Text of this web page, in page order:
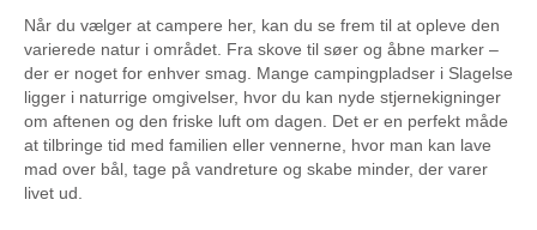
Når du vælger at campere her, kan du se frem til at opleve den
varierede natur i området. Fra skove til søer og åbne marker –
der er noget for enhver smag. Mange campingpladser i Slagelse
ligger i naturrige omgivelser, hvor du kan nyde stjernekigninger
om aftenen og den friske luft om dagen. Det er en perfekt måde
at tilbringe tid med familien eller vennerne, hvor man kan lave
mad over bål, tage på vandreture og skabe minder, der varer
livet ud.